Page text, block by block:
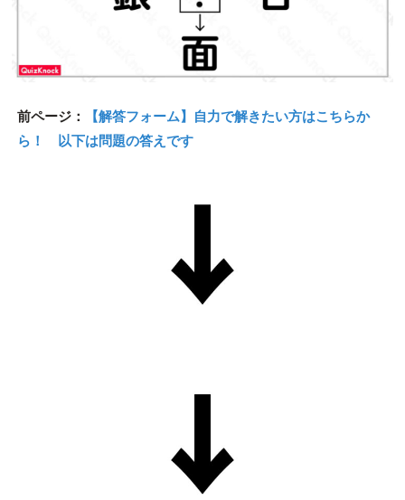
前ページ：
【解答フォーム】自力で解きたい方はこちらか
ら！ 以下は問題の答えです